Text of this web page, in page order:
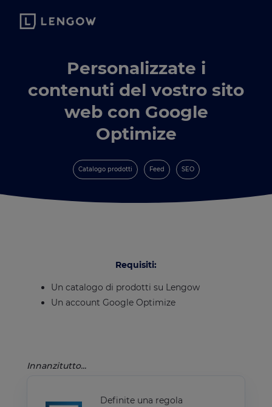
Personalizzate i
contenuti del vostro sito
web con Google
Optimize
Catalogo prodotti Feed SEO
Requisiti:
Un catalogo di prodotti su Lengow
Un account Google Optimize
Innanzitutto...
Definite una regola